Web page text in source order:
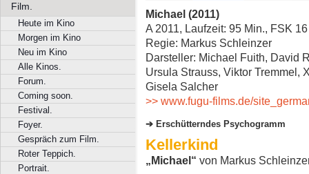
Film.
Heute im Kino
Morgen im Kino
Neu im Kino
Alle Kinos.
Forum.
Coming soon.
Festival.
Foyer.
Gespräch zum Film.
Roter Teppich.
Portrait.
Michael (2011)
A 2011, Laufzeit: 95 Min., FSK 16
Regie: Markus Schleinzer
Darsteller: Michael Fuith, David
Ursula Strauss, Viktor Tremmel,
Gisela Salcher
>> www.fugu-films.de/
Erschütterndes Psychogramm
Kellerkind
„Michael“ von Markus